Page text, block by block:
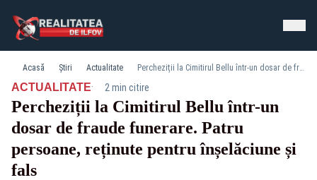
Acasă Știri Actualitate Percheziții la Cimitirul Bellu într-un dosar de fraude funerare. Patru persoane, reținute pentru înșelăciune și fals
ACTUALITATE· 2 min citire
Percheziții la Cimitirul Bellu într-un
dosar de fraude funerare. Patru
persoane, reținute pentru înșelăciune și
fals